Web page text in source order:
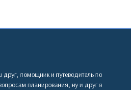
друг, помощник и путеводитель по
планирования, ну и друг в